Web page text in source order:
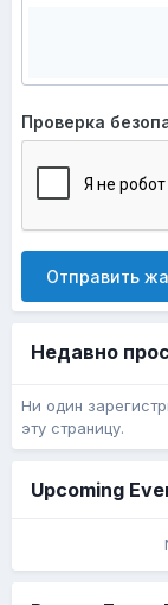
Проверка
Отправить
Недавно
Ни один
эту страницу.
Upcoming